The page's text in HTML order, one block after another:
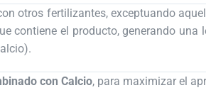
otros fertilizantes, exceptuando
contiene el producto, generando
con Calcio, para maximizar el